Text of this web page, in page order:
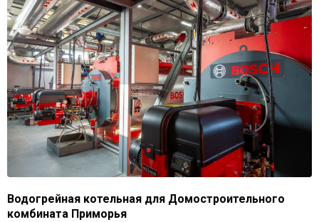
Водогрейная котельная для Домостроительного
комбината Приморья